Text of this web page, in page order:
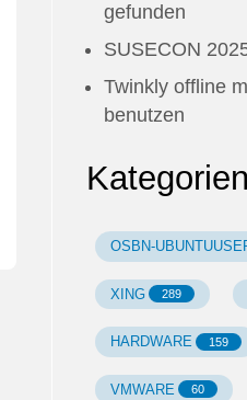
gefunden
SUSECON
Twinkly offline
benutzen
Kategorien
OSBN-
XING 289
HARDWARE 159
VMWARE 60